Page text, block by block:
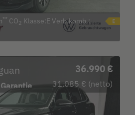
** CO2 Klasse:E Verb.komb.:
36.990 €
31.085 € (netto)